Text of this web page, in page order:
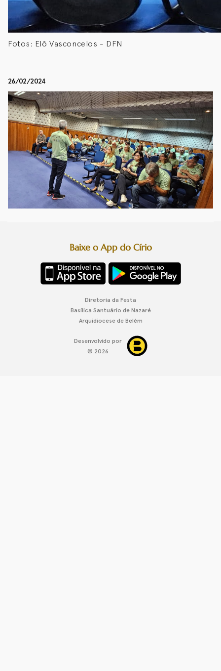
Fotos: Elô Vasconcelos - DFN
26/02/2024
Diretoria da Festa
Basílica Santuário de Nazaré
Arquidiocese de Belém
Baixe o App do Círio
Desenvolvido por
© 2026